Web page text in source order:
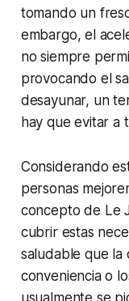
tomando un
embargo, el
no siempre
provocando el
desayunar, un
hay que evitar a
Considerando
personas
concepto de Le
cubrir estas
saludable que la
conveniencia o
usualmente se